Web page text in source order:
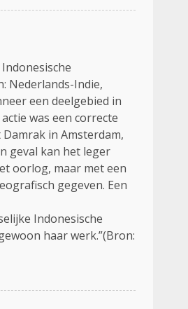
Nederlands-Indie,
een deelgebied in
was een correcte
in Amsterdam,
geval kan het leger
oorlog, maar met een
gegeven. Een
Indonesische
haar werk.”(Bron: